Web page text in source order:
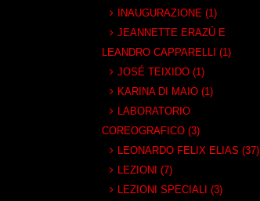
INAUGURAZIONE (1)
JEANNETTE ERAZÚ E
LEANDRO CAPPARELLI (1)
JOSÉ TEIXIDO (1)
KARINA DI MAIO (1)
LABORATORIO
COREOGRAFICO (3)
LEONARDO FELIX ELIAS (37)
LEZIONI (7)
LEZIONI SPECIALI (3)